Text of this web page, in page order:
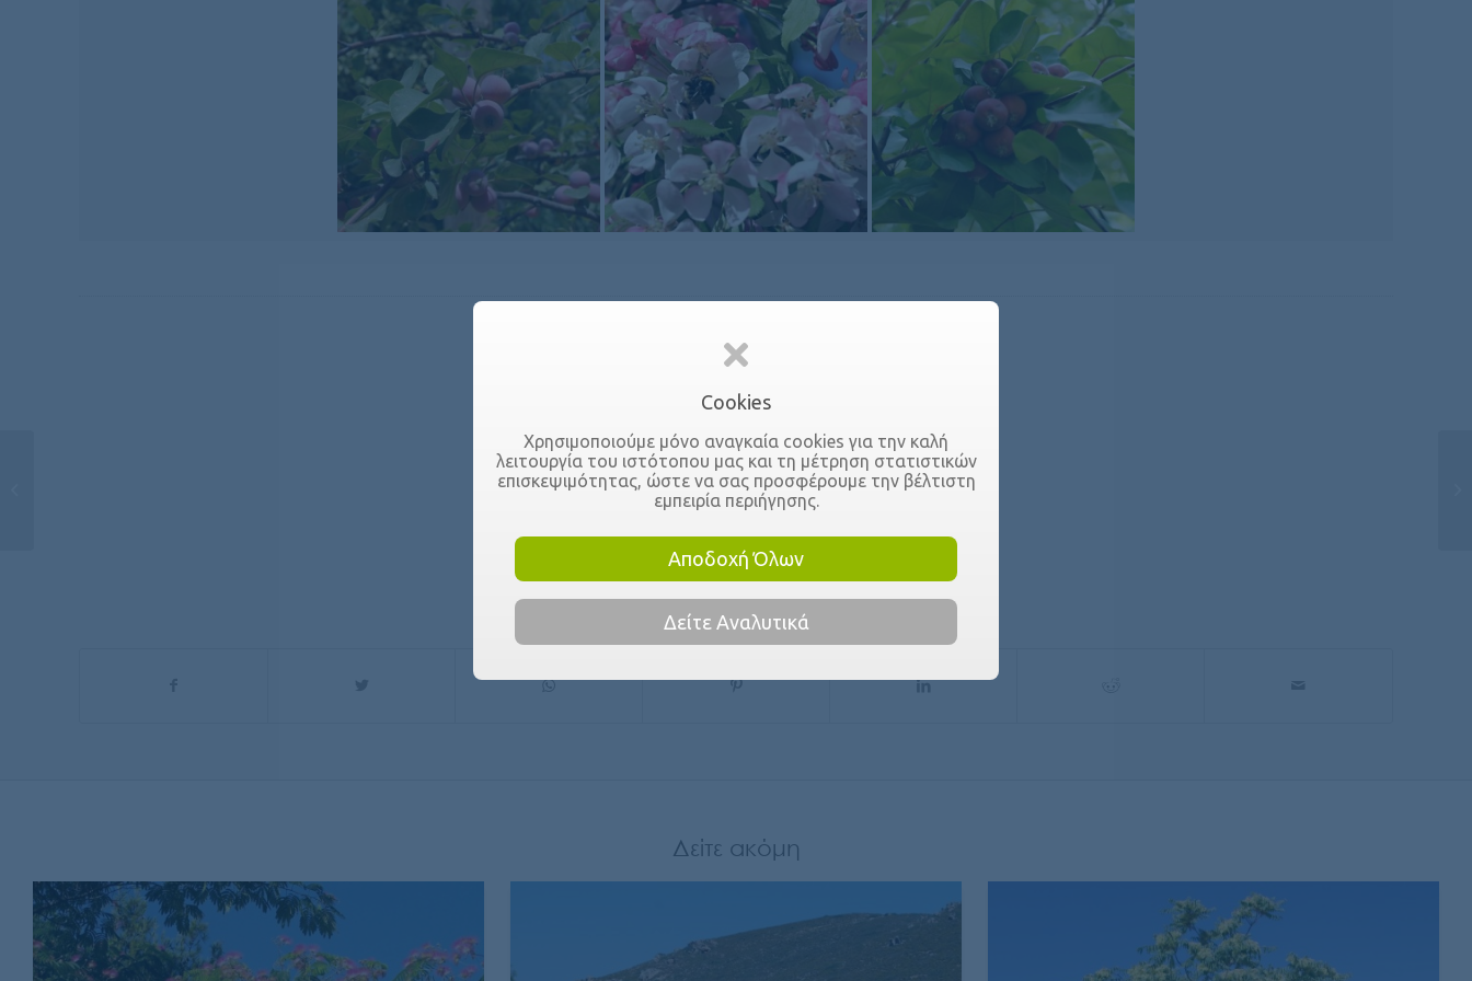
Χρειάζεστε πληροφορίες;
Ρωτήστε μας!
Μάθε να μοιράζεσαι
Δείτε ακόμη
Cookies
Χρησιμοποιούμε μόνο αναγκαία cookies για την καλή
λειτουργία του ιστότοπου μας και τη μέτρηση στατιστικών
επισκεψιμότητας, ώστε να σας προσφέρουμε την βέλτιστη
εμπειρία περιήγησης.
Αποδοχή Όλων
Δείτε Αναλυτικά